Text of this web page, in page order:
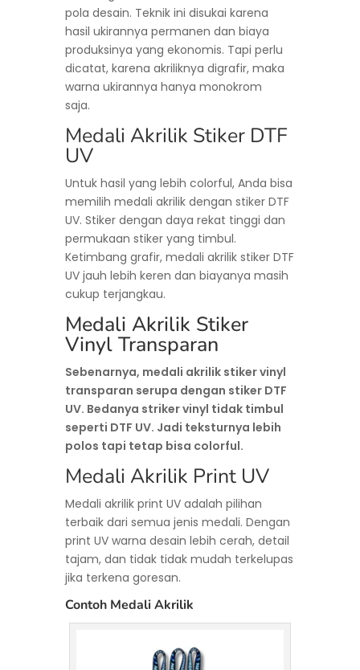
pola desain. Teknik ini disukai karena
hasil ukirannya permanen dan biaya
produksinya yang ekonomis. Tapi perlu
dicatat, karena akriliknya digrafir, maka
warna ukirannya hanya monokrom
saja.
Medali Akrilik Stiker DTF
UV
Untuk hasil yang lebih colorful, Anda bisa
memilih medali akrilik dengan stiker DTF
UV. Stiker dengan daya rekat tinggi dan
permukaan stiker yang timbul.
Ketimbang grafir, medali akrilik stiker DTF
UV jauh lebih keren dan biayanya masih
cukup terjangkau.
Medali Akrilik Stiker
Vinyl Transparan
Sebenarnya, medali akrilik stiker vinyl
transparan serupa dengan stiker DTF
UV. Bedanya striker vinyl tidak timbul
seperti DTF UV. Jadi teksturnya lebih
polos tapi tetap bisa colorful.
Medali Akrilik Print UV
Medali akrilik print UV adalah pilihan
terbaik dari semua jenis medali. Dengan
print UV warna desain lebih cerah, detail
tajam, dan tidak tidak mudah terkelupas
jika terkena goresan.
Contoh Medali Akrilik